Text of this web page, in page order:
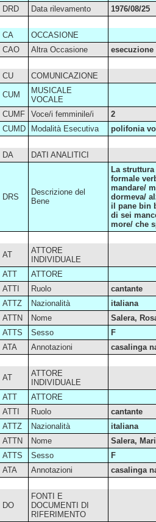
DRD
Data rilevamento 1976/08/25
CA
OCCASIONE
CAO
Altra Occasione
CU COMUNICAZIONE
CUM
MUSICALE
VOCALE
CUMF
Voce/i femminile/i
2
CUMD
Modalità Esecutiva polifonia
DA DATI ANALITICI
DRS
Descrizione del
Bene
La
formale
mandare/
dormeva/
il pane bin
di sei
more/ che
AT
ATTORE
INDIVIDUALE
ATT
ATTORE
ATTI
Ruolo
cantante
ATTZ
Nazionalità
italiana
ATTN
Nome
Salera,
ATTS
Sesso
F
ATA
Annotazioni casalinga
AT
ATTORE
INDIVIDUALE
ATT
ATTORE
ATTI
Ruolo
cantante
ATTZ
Nazionalità
italiana
ATTN
Nome
Salera,
ATTS
Sesso
F
ATA
Annotazioni casalinga
DO
FONTI E
DOCUMENTI DI
RIFERIMENTO